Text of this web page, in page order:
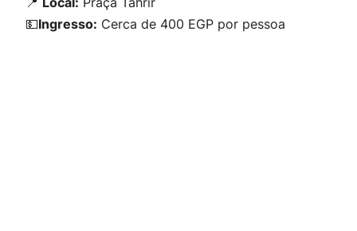
💵Ingresso: Cerca de 400 EGP por pessoa